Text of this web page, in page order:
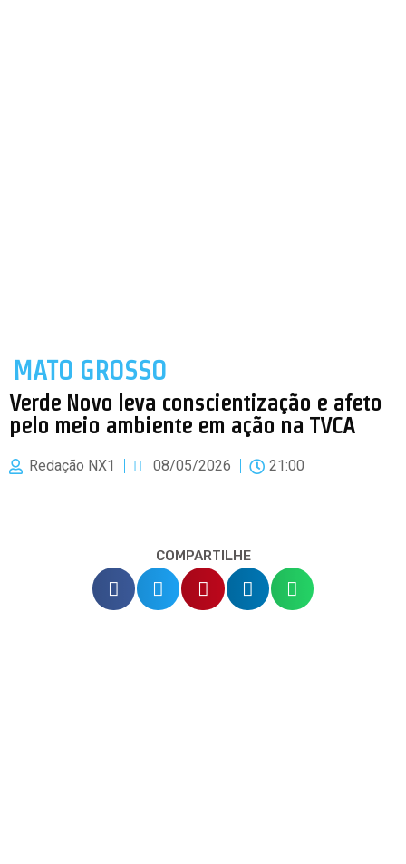
MATO GROSSO
Verde Novo leva conscientização e afeto
pelo meio ambiente em ação na TVCA
Redação NX1 08/05/2026 21:00
COMPARTILHE